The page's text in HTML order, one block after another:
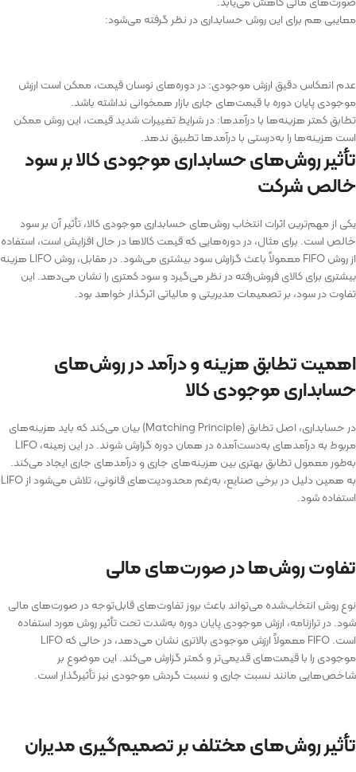
معایبی هم برای این روش حسابداری در نظر گرفته می‌شود:
عدم انعکاس دقیق ارزش موجودی: در دوره‌های نوسان قیمت، ممکن است ارزش
موجودی پایان دوره با قیمت‌های جاری بازار همخوانی نداشته باشد.
تطابق کمتر هزینه‌ها با درآمدها: در شرایط تغییرات شدید قیمت، این روش ممکن
است هزینه‌ها را به‌درستی با درآمدها تطبیق ندهد.
تأثیر روش‌های حسابداری موجودی کالا بر سود
خالص شرکت
یکی از مهم‌ترین اثرات انتخاب روش‌های حسابداری موجودی کالا، تأثیر آن بر سود
خالص است. برای مثال، در دوره‌هایی که قیمت کالاها در حال افزایش است، استفاده
از روش FIFO معمولاً باعث گزارش سود بیشتری می‌شود. در مقابل، روش LIFO هزینه
بیشتری برای کالای فروش‌رفته در نظر می‌گیرد و سود کمتری را نشان می‌دهد. این
تفاوت در سود، بر تصمیمات مدیریتی و مالیاتی اثرگذار خواهد بود.
اهمیت تطابق هزینه و درآمد در روش‌های
حسابداری موجودی کالا
در حسابداری، اصل تطابق (Matching Principle) بیان می‌کند که باید هزینه‌های
مربوط به درآمدهای به‌دست‌آمده در همان دوره گزارش شوند. در این زمینه، LIFO
به‌طور معمول تطابق بهتری بین هزینه‌های جاری و درآمدهای جاری ایجاد می‌کند.
به همین دلیل در برخی صنایع، به‌رغم محدودیت‌های قانونی، تلاش می‌شود از LIFO
استفاده شود.
تفاوت روش‌ها در صورت‌های مالی
نوع روش انتخاب‌شده می‌تواند باعث بروز تفاوت‌های قابل‌توجه در صورت‌های مالی
شود. در ترازنامه، ارزش موجودی پایان دوره به‌شدت تحت تأثیر روش مورد استفاده
است. FIFO معمولاً ارزش موجودی بالاتری نشان می‌دهد، در حالی که LIFO
موجودی را با قیمت‌های قدیمی‌تر و کمتر گزارش می‌کند. این موضوع بر
شاخص‌هایی مانند نسبت جاری و نسبت گردش موجودی نیز تأثیرگذار است.
تأثیر روش‌های مختلف بر تصمیم‌گیری مدیران